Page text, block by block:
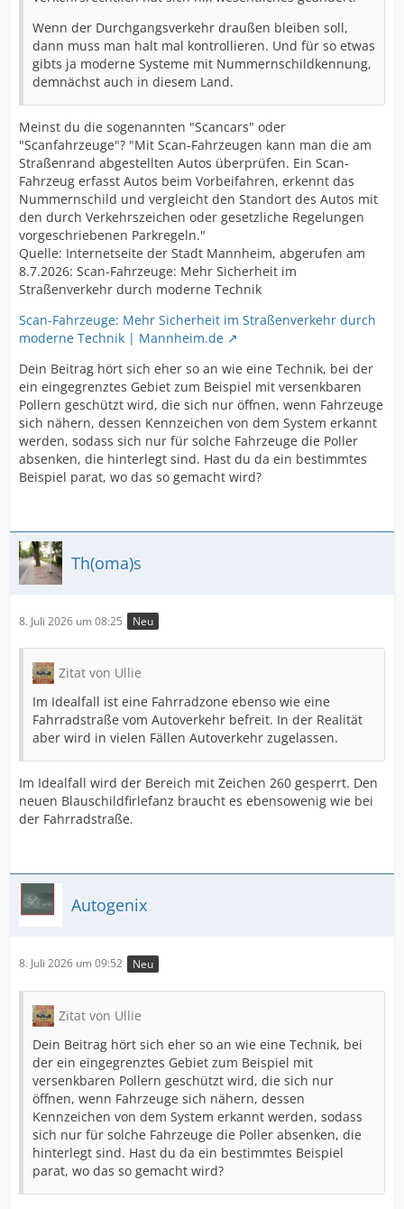
Wenn der Durchgangsverkehr draußen bleiben soll,
dann muss man halt mal kontrollieren. Und für so etwas
gibts ja moderne Systeme mit Nummernschildkennung,
demnächst auch in diesem Land.
Meinst du die sogenannten "Scancars" oder
"Scanfahrzeuge"? "Mit Scan-Fahrzeugen kann man die am
Straßenrand abgestellten Autos überprüfen. Ein Scan-
Fahrzeug erfasst Autos beim Vorbeifahren, erkennt das
Nummernschild und vergleicht den Standort des Autos mit
den durch Verkehrszeichen oder gesetzliche Regelungen
vorgeschriebenen Parkregeln."
Quelle: Internetseite der Stadt Mannheim, abgerufen am
8.7.2026: Scan-Fahrzeuge: Mehr Sicherheit im
Straßenverkehr durch moderne Technik
Scan-Fahrzeuge: Mehr Sicherheit im Straßenverkehr durch
moderne Technik | Mannheim.de
Dein Beitrag hört sich eher so an wie eine Technik, bei der
ein eingegrenztes Gebiet zum Beispiel mit versenkbaren
Pollern geschützt wird, die sich nur öffnen, wenn Fahrzeuge
sich nähern, dessen Kennzeichen von dem System erkannt
werden, sodass sich nur für solche Fahrzeuge die Poller
absenken, die hinterlegt sind. Hast du da ein bestimmtes
Beispiel parat, wo das so gemacht wird?
Th(oma)s
8. Juli 2026 um 08:25 Neu
Zitat von Ullie
Im Idealfall ist eine Fahrradzone ebenso wie eine
Fahrradstraße vom Autoverkehr befreit. In der Realität
aber wird in vielen Fällen Autoverkehr zugelassen.
Im Idealfall wird der Bereich mit Zeichen 260 gesperrt. Den
neuen Blauschildfirlefanz braucht es ebensowenig wie bei
der Fahrradstraße.
Autogenix
8. Juli 2026 um 09:52 Neu
Zitat von Ullie
Dein Beitrag hört sich eher so an wie eine Technik, bei
der ein eingegrenztes Gebiet zum Beispiel mit
versenkbaren Pollern geschützt wird, die sich nur
öffnen, wenn Fahrzeuge sich nähern, dessen
Kennzeichen von dem System erkannt werden, sodass
sich nur für solche Fahrzeuge die Poller absenken, die
hinterlegt sind. Hast du da ein bestimmtes Beispiel
parat, wo das so gemacht wird?